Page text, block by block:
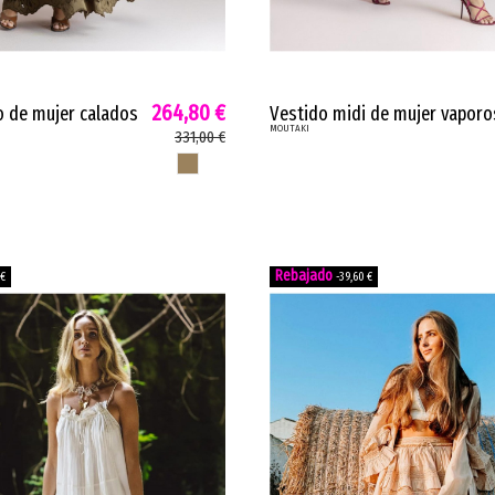
de mujer calados
bordados
264,80 €
331,00 €
Vestido midi de mujer
Moutaki manga corta
MOUTAKI
-39,60 €